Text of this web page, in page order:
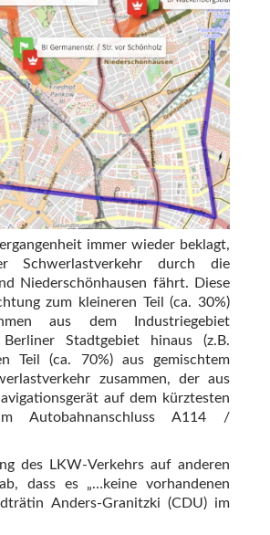
immer wieder beklagt,
Schwerlastverkehr durch die
Niederschönhausen fährt. Diese
zum kleineren Teil (ca. 30%)
aus dem Industriegebiet
Stadtgebiet hinaus (z.B.
Teil (ca. 70%) aus gemischtem
zusammen, der aus
auf dem kürztesten
Autobahnanschluss A114 /
des LKW-Verkehrs auf anderen
dass es „…keine vorhandenen
Anders-Granitzki (CDU) im